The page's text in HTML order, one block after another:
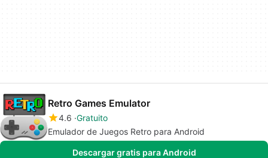
Retro Games Emulator
4.6 Gratuito
Emulador de Juegos Retro para Android
Descargar gratis para Android